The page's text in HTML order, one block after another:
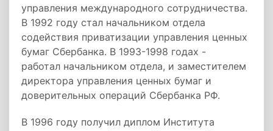
управления международного сотрудничества.
В 1992 году стал начальником отдела
содействия приватизации управления ценных
бумаг Сбербанка. В 1993-1998 годах -
работал начальником отдела, и заместителем
директора управления ценных бумаг и
доверительных операций Сбербанка РФ.
В 1996 году получил диплом Института